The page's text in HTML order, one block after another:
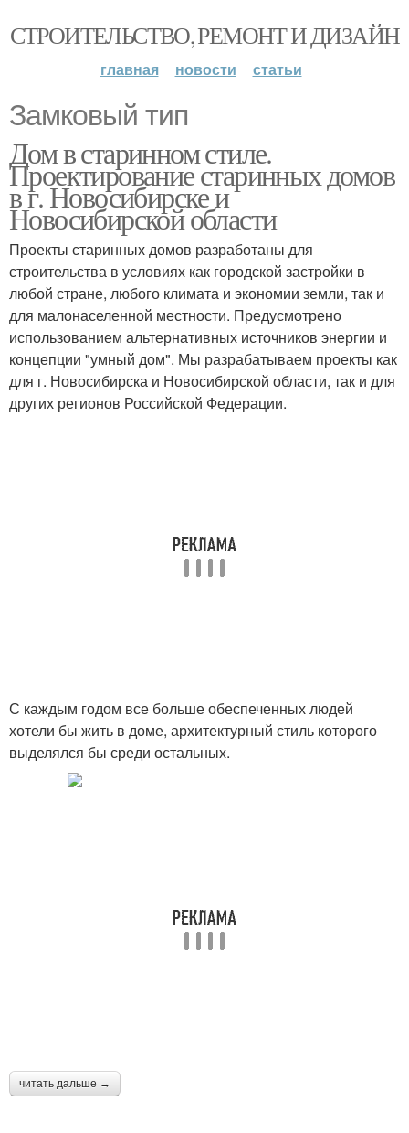
СТРОИТЕЛЬСТВО, РЕМОНТ И ДИЗАЙН
главная новости статьи
Замковый тип
Дом в старинном стиле.
Проектирование старинных домов
в г. Новосибирске и
Новосибирской области
Проекты старинных домов разработаны для
строительства в условиях как городской застройки в
любой стране, любого климата и экономии земли, так и
для малонаселенной местности. Предусмотрено
использованием альтернативных источников энергии и
концепции "умный дом". Мы разрабатываем проекты как
для г. Новосибирска и Новосибирской области, так и для
других регионов Российской Федерации.
С каждым годом все больше обеспеченных людей
хотели бы жить в доме, архитектурный стиль которого
выделялся бы среди остальных.
читать дальше →